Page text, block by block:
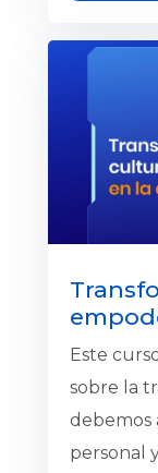
y
Este
sobre la
debemos
personal